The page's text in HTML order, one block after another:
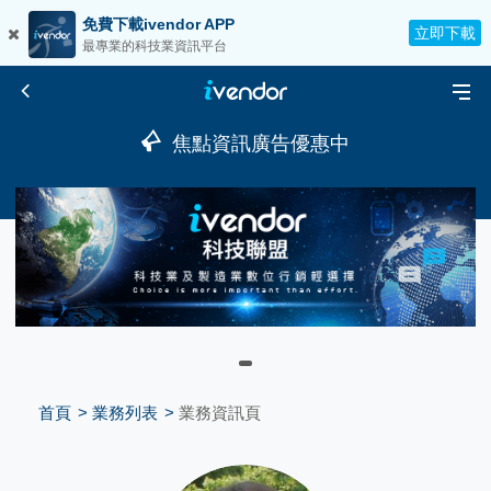
免費下載ivendor APP
最專業的科技業資訊平台
立即下載
焦點資訊廣告優惠中
首頁 業務列表 業務資訊頁